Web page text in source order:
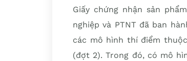
Giấy chứng nhận sản
nghiệp và PTNT đã ban
các mô hình thí điểm
(đợt 2). Trong đó, có mô